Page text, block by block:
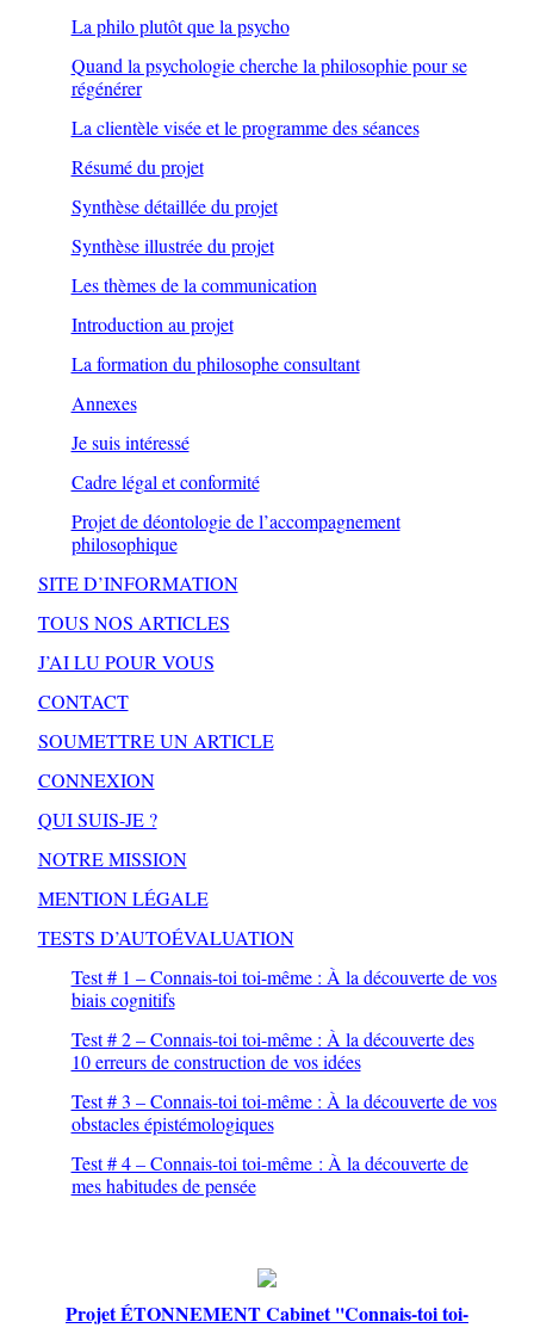
La philo plutôt que la psycho
Quand la psychologie cherche la philosophie pour se
régénérer
La clientèle visée et le programme des séances
Résumé du projet
Synthèse détaillée du projet
Synthèse illustrée du projet
Les thèmes de la communication
Introduction au projet
La formation du philosophe consultant
Annexes
Je suis intéressé
Cadre légal et conformité
Projet de déontologie de l’accompagnement
philosophique
SITE D’INFORMATION
TOUS NOS ARTICLES
J’AI LU POUR VOUS
CONTACT
SOUMETTRE UN ARTICLE
CONNEXION
QUI SUIS-JE ?
NOTRE MISSION
MENTION LÉGALE
TESTS D’AUTOÉVALUATION
Test # 1 – Connais-toi toi-même : À la découverte de vos
biais cognitifs
Test # 2 – Connais-toi toi-même : À la découverte des
10 erreurs de construction de vos idées
Test # 3 – Connais-toi toi-même : À la découverte de vos
obstacles épistémologiques
Test # 4 – Connais-toi toi-même : À la découverte de
mes habitudes de pensée
Projet ÉTONNEMENT Cabinet ''Connais-toi toi-